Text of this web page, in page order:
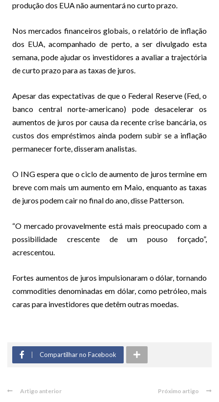
produção dos EUA não aumentará no curto prazo.
Nos mercados financeiros globais, o relatório de inflação
dos EUA, acompanhado de perto, a ser divulgado esta
semana, pode ajudar os investidores a avaliar a trajectória
de curto prazo para as taxas de juros.
Apesar das expectativas de que o Federal Reserve (Fed, o
banco central norte-americano) pode desacelerar os
aumentos de juros por causa da recente crise bancária, os
custos dos empréstimos ainda podem subir se a inflação
permanecer forte, disseram analistas.
O ING espera que o ciclo de aumento de juros termine em
breve com mais um aumento em Maio, enquanto as taxas
de juros podem cair no final do ano, disse Patterson.
“O mercado provavelmente está mais preocupado com a
possibilidade crescente de um pouso forçado”,
acrescentou.
Fortes aumentos de juros impulsionaram o dólar, tornando
commodities denominadas em dólar, como petróleo, mais
caras para investidores que detêm outras moedas.
Compartilhar no Facebook
Artigo anterior Próximo artigo